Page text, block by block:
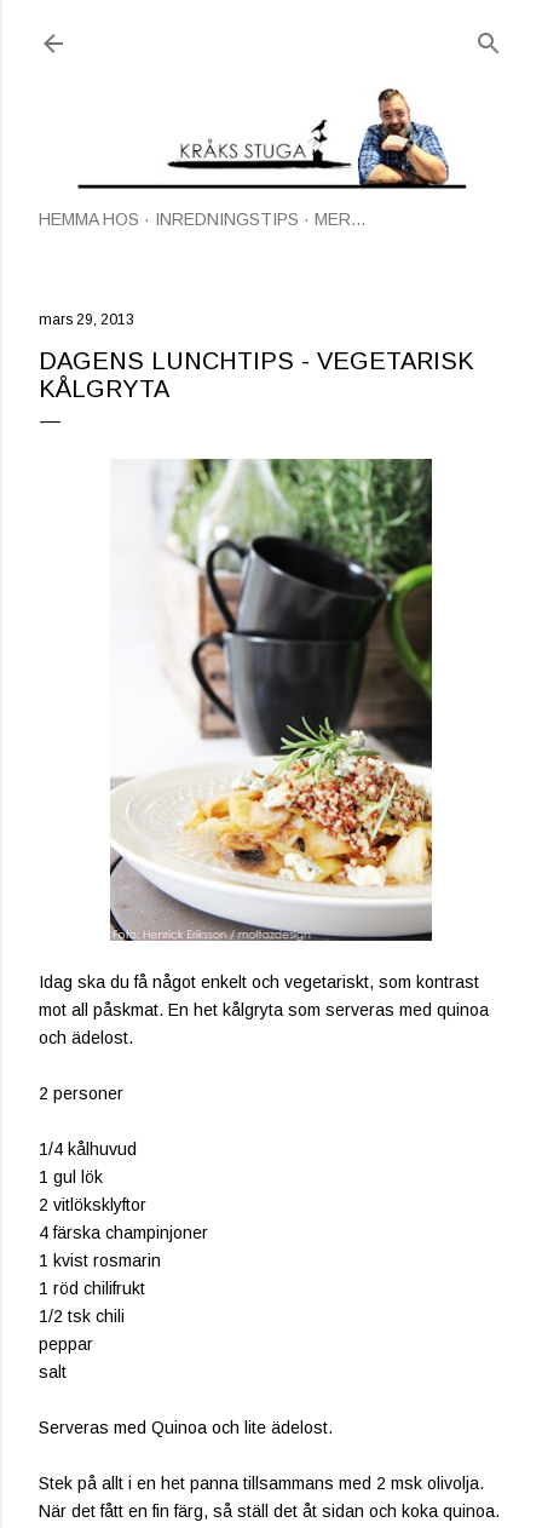
HEMMA HOS INREDNINGSTIPS MER…
mars 29, 2013
DAGENS LUNCHTIPS - VEGETARISK
KÅLGRYTA
Idag ska du få något enkelt och vegetariskt, som kontrast
mot all påskmat. En het kålgryta som serveras med quinoa
och ädelost.
2 personer
1/4 kålhuvud
1 gul lök
2 vitlöksklyftor
4 färska champinjoner
1 kvist rosmarin
1 röd chilifrukt
1/2 tsk chili
peppar
salt
Serveras med Quinoa och lite ädelost.
Stek på allt i en het panna tillsammans med 2 msk olivolja.
När det fått en fin färg, så ställ det åt sidan och koka quinoa.